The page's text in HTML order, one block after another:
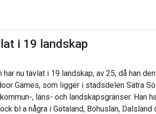
i 19 landskap
nu tävlat i 19 landskap, av 25, då han
Games, som ligger i stadsdelen Sätra
, läns- och landskapsgränser. Han
bl a några i Götaland, Bohuslän,